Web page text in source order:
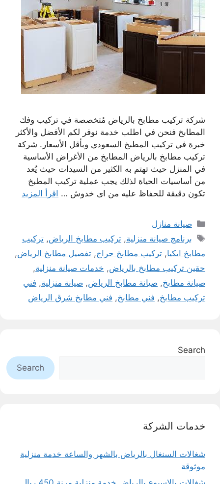
شركة تركيب مطابخ بالرياض مُتخصصة في تركيب وفك
المطابخ فنحن في اطلب خدمة نوفر لكم الأفضل والأكثر
خبرة في تركيب المطبخ السعودي وبأقل الأسعار. شركة
تركيب مطابخ بالرياض المطابخ من الأغراض الأساسية
في المنزل حيث تهتم به الكثير من السيدات حيث يُعد
من أساسيات الحياة لذلك يجب عملية تركيب المطبخ
تكون دقيقة للحفاظ عليه من اى خدوش … اقرأ المزيد
التصنيفات
صيانة منازل
الوسوم
برنامج صيانة منزلية,تركيب مطابخ الرياض,تركيب
مطابخ ايكيا, تركيب مطابخ حراج, تفصيل مطابخ الرياض,
حقين تركيب مطابخ بالرياض, خدمات صيانة منزلية,
صيانة مطابخ, صيانة مطابخ الرياض, صيانة منزلية, فني
تركيب مطابخ, فني مطابخ, فني مطابخ شرق الرياض
Search
Search
خدمات الشركة
شغالات السنغال بالرياض بالشهر والساعة خدمة منزلية
موثوقة